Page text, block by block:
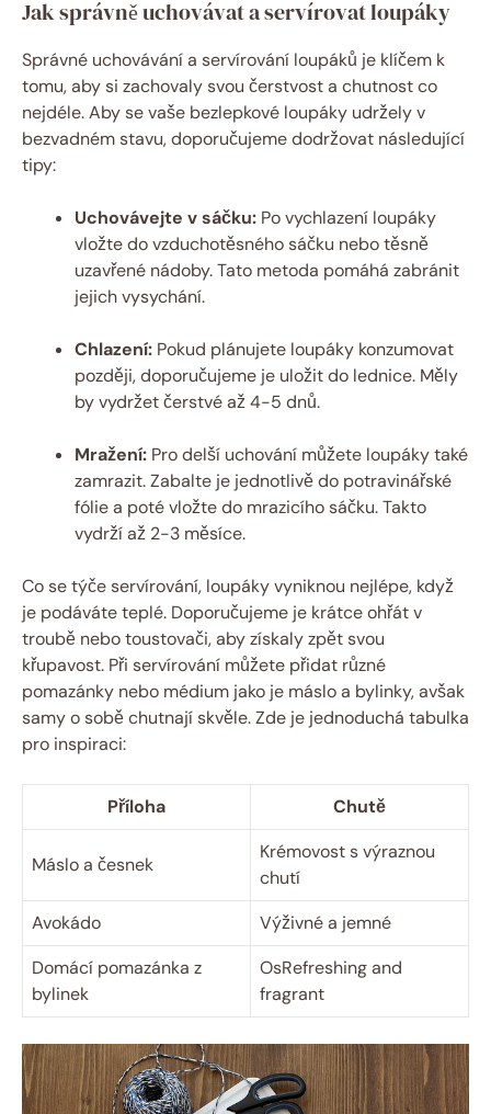
Jak správně uchovávat a servírovat loupáky
Správné uchovávání a servírování loupáků je klíčem k
tomu, aby si zachovaly svou čerstvost a chutnost co
nejdéle. Aby se vaše bezlepkové loupáky udržely v
bezvadném stavu, doporučujeme dodržovat následující
tipy:
Uchovávejte v sáčku: Po vychlazení loupáky
vložte do vzduchotěsného sáčku nebo těsně
uzavřené nádoby. Tato metoda pomáhá zabránit
jejich vysychání.
Chlazení: Pokud plánujete loupáky konzumovat
později, doporučujeme je uložit do lednice. Měly
by vydržet čerstvé až 4-5 dnů.
Mražení: Pro delší uchování můžete loupáky také
zamrazit. Zabalte je jednotlivě do potravinářské
fólie a poté vložte do mrazicího sáčku. Takto
vydrží až 2-3 měsíce.
Co se týče servírování, loupáky vyniknou nejlépe, když
je podáváte teplé. Doporučujeme je krátce ohřát v
troubě nebo toustovači, aby získaly zpět svou
křupavost. Při servírování můžete přidat různé
pomazánky nebo médium jako je máslo a bylinky, avšak
samy o sobě chutnají skvěle. Zde je jednoduchá tabulka
pro inspiraci:
Příloha Chutě
Máslo a česnek
Krémovost s výraznou
chutí
Avokádo
Výživné a jemné
Domácí pomazánka z
bylinek
OsRefreshing and
fragrant